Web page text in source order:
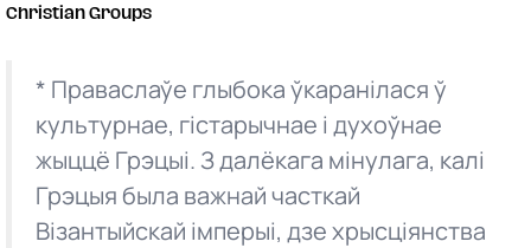
Christian Groups
* Праваслаўе глыбока ўкаранілася ў
культурнае, гістарычнае і духоўнае
жыццё Грэцыі. З далёкага мінулага, калі
Грэцыя была важнай часткай
Візантыйскай імперыі, дзе хрысціянства